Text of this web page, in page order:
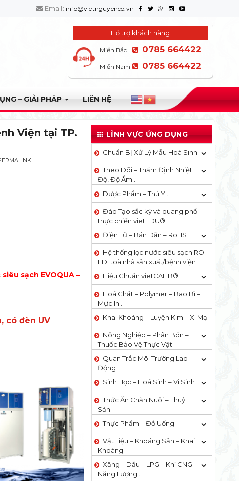
Email: info@vietnguyenco.vn
Hỗ trợ khách hàng
Miền Bắc 0785 664422
Miền Nam 0785 664422
– GIẢI PHÁP LIÊN HỆ
Viện tại TP.
sạch EVOQUA –
có đèn UV
LĨNH VỰC ỨNG DỤNG
Chuẩn Bị Xử Lý Mẫu Hoá Sinh
Theo Dõi – Thẩm Định Nhiệt
Độ, Độ Ẩm…
Dược Phẩm – Thú Y…
Đào Tạo sắc ký và quang phổ
thực chiến vietEDU®
Điện Tử – Bán Dẫn – RoHS
Hệ thống lọc nước siêu sạch RO
EDI​​ toà nhà sản xuất/bệnh viện
Hiệu Chuẩn vietCALIB®
Hoá Chất – Polymer – Bao Bì –
Mực In…
Khai Khoáng – Luyện Kim – Xi Mạ
Nông Nghiệp – Phân Bón –
Thuốc Bảo Vệ Thực Vật
Quan Trắc Môi Trường Lao
Động
Sinh Học – Hoá Sinh – Vi Sinh
Thức Ăn Chăn Nuôi – Thuỷ
Sản
Thực Phẩm – Đồ Uống
Vật Liệu – Khoáng Sản – Khai
Khoáng
Xăng – Dầu – LPG – Khí CNG –
Năng Lượng…